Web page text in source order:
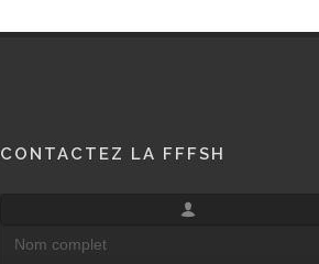
CONTACTEZ LA FFFSH